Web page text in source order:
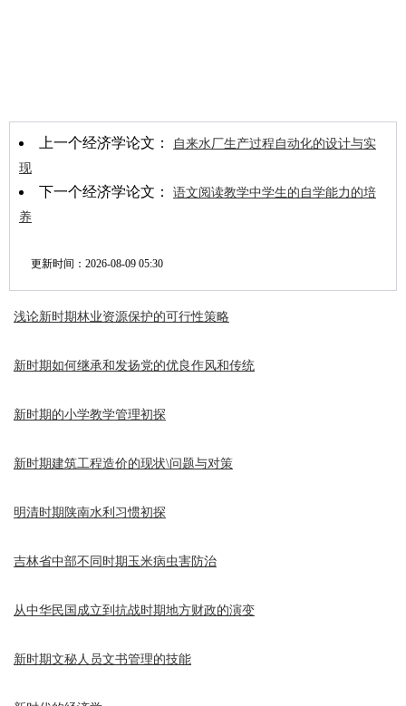
上一个经济学论文：
自来水厂生产过程自动化的设计与实
现
下一个经济学论文： 语文阅读教学中学生的自学能力的培
养
更新时间： 2026-08-09 05:30
浅论新时期林业资源保护的可行性策略
新时期如何继承和发扬党的优良作风和传统
新时期的小学教学管理初探
新时期建筑工程造价的现状\问题与对策
明清时期陕南水利习惯初探
吉林省中部不同时期玉米病虫害防治
从中华民国成立到抗战时期地方财政的演变
新时期文秘人员文书管理的技能